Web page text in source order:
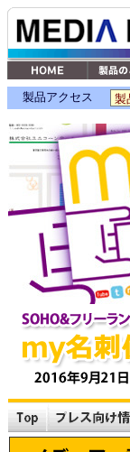
製品アクセス